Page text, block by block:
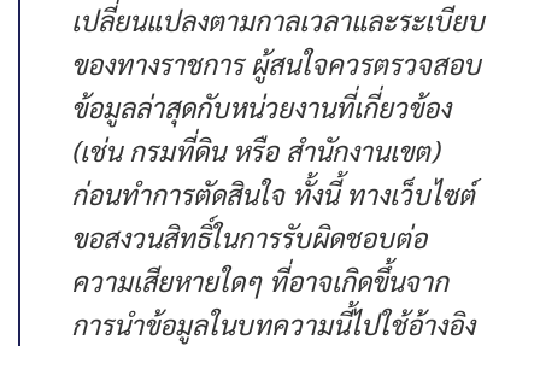
เปลี่ยนแปลงตามกาลเวลาและระเบียบ
ของทางราชการ ผู้สนใจควรตรวจสอบ
ข้อมูลล่าสุดกับหน่วยงานที่เกี่ยวข้อง
(เช่น กรมที่ดิน หรือ สำนักงานเขต)
ก่อนทำการตัดสินใจ ทั้งนี้ ทางเว็บไซต์
ขอสงวนสิทธิ์ในการรับผิดชอบต่อ
ความเสียหายใดๆ ที่อาจเกิดขึ้นจาก
การนำข้อมูลในบทความนี้ไปใช้อ้างอิง